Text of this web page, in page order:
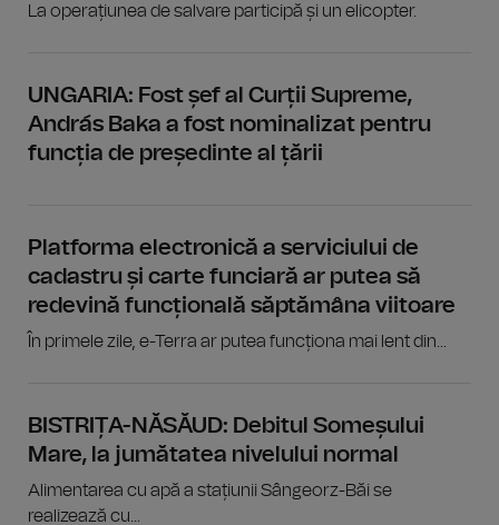
La operațiunea de salvare participă și un elicopter.
UNGARIA: Fost șef al Curții Supreme,
András Baka a fost nominalizat pentru
funcția de președinte al țării
Platforma electronică a serviciului de
cadastru și carte funciară ar putea să
redevină funcțională săptămâna viitoare
În primele zile, e-Terra ar putea funcționa mai lent din...
BISTRIȚA-NĂSĂUD: Debitul Someșului
Mare, la jumătatea nivelului normal
Alimentarea cu apă a stațiunii Sângeorz-Băi se
realizează cu...